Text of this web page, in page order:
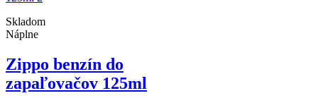
Skladom
Náplne
Zippo benzín do
zapaľovačov 125ml